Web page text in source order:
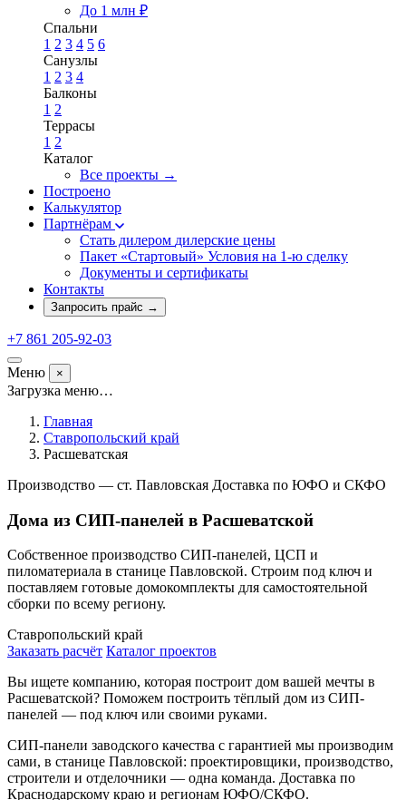
До 1 млн ₽
Спальни
1 2 3 4 5 6
Санузлы
1 2 3 4
Балконы
1 2
Террасы
1 2
Каталог
Все проекты →
Построено
Калькулятор
Партнёрам
Стать дилером дилерские цены
Пакет «Стартовый» Условия на 1-ю сделку
Документы и сертификаты
Контакты
Запросить прайс →
+7 861 205-92-03
Меню ×
Загрузка меню…
Главная
Ставропольский край
Расшеватская
Производство — ст. Павловская Доставка по ЮФО и СКФО
Дома из СИП-панелей в Расшеватской
Собственное производство СИП-панелей, ЦСП и
пиломатериала в станице Павловской. Строим под ключ и
поставляем готовые домокомплекты для самостоятельной
сборки по всему региону.
Ставропольский край
Заказать расчёт Каталог проектов
Вы ищете компанию, которая построит дом вашей мечты в
Расшеватской? Поможем построить тёплый дом из СИП-
панелей — под ключ или своими руками.
СИП-панели заводского качества с гарантией мы производим
сами, в станице Павловской: проектировщики, производство,
строители и отделочники — одна команда. Доставка по
Краснодарскому краю и регионам ЮФО/СКФО.